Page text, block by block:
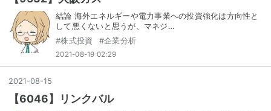
結論 海外エネルギーや電力事業への投資強化は方向性と
して悪くないと思うが、マネジ…
#株式投資 #企業分析
2021-08-19 02:29
2021 -08-15
【6046】リンクバル